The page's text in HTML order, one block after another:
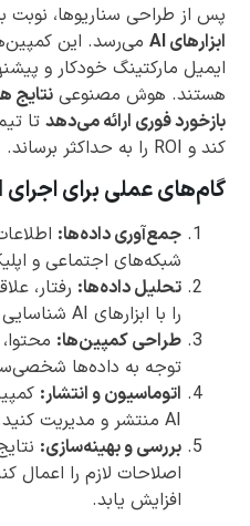
پس از طراحی سناریوها، نوبت
ابزارهای AI
می‌رسد. این
ایمیل مارکتینگ خودکار و
هستند. هوش مصنوعی نتایج
بازخورد فوری ارائه می‌دهد تا
کند و ROI را به حداکثر برساند.
گام‌های عملی برای اجرای AI در بازاریابی
جمع‌آوری داده‌ها:
شبکه‌های اجتماعی و
تحلیل داده‌ها: رفتار،
را با ابزارهای AI شناسایی کنید.
طراحی کمپین‌ها:
توجه به داده‌ها
اتوماسیون و انتشار:
AI منتشر و مدیریت کنید.
بررسی و بهینه‌سازی:
اصلاحات لازم را
افزایش یابد.